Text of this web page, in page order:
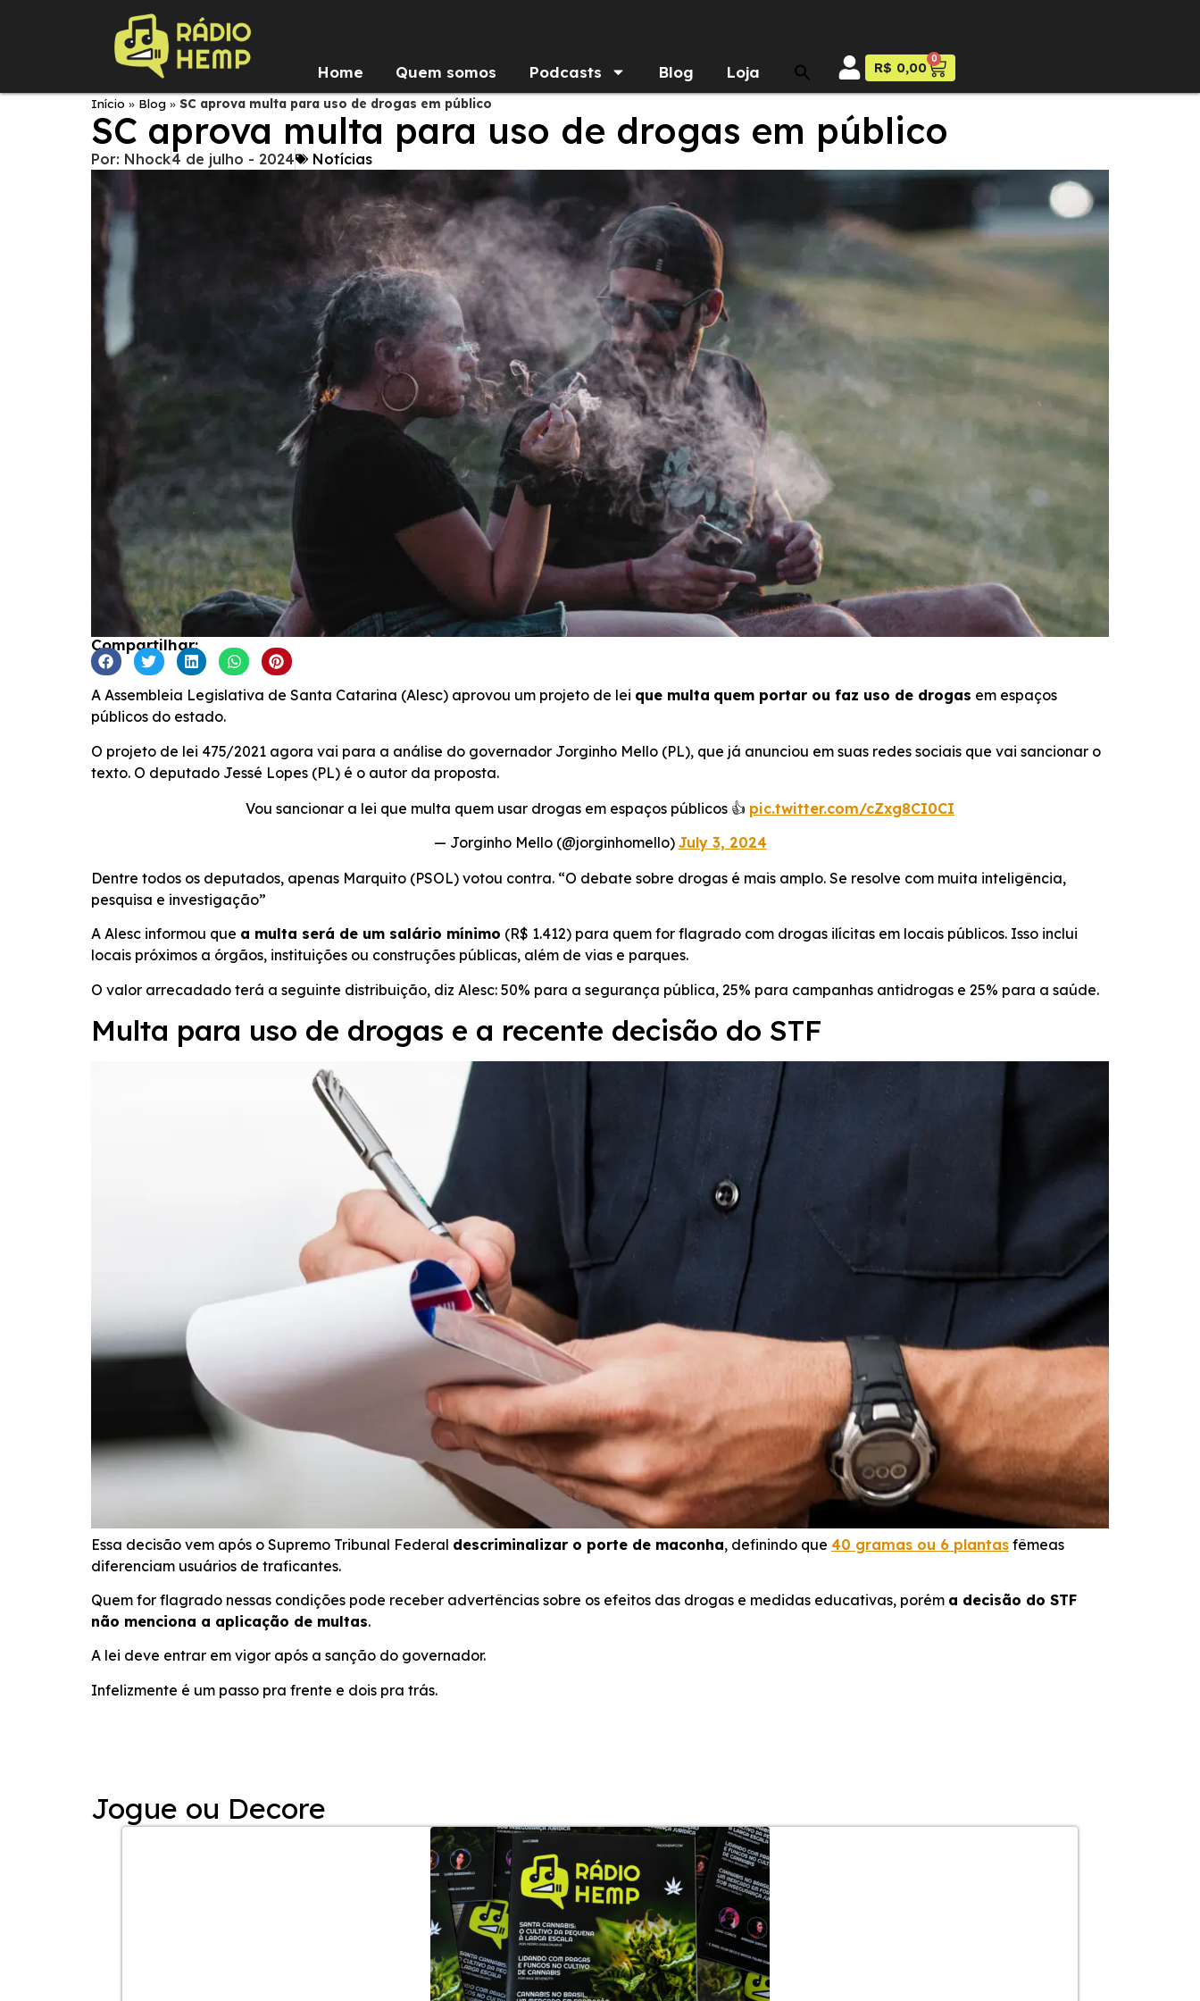
Home Quem somos Podcasts Blog Loja R$ 0,00
0
Início » Blog » SC aprova multa para uso de drogas em público
SC aprova multa para uso de drogas em público
Por: Nhock4 de julho - 2024 Notícias
Compartilhar:
A Assembleia Legislativa de Santa Catarina (Alesc) aprovou um projeto de lei que multa quem portar ou faz uso de drogas em espaços
públicos do estado.
O projeto de lei 475/2021 agora vai para a análise do governador Jorginho Mello (PL), que já anunciou em suas redes sociais que vai sancionar o
texto. O deputado Jessé Lopes (PL) é o autor da proposta.
Vou sancionar a lei que multa quem usar drogas em espaços públicos 👍 pic.twitter.com/cZxg8CI0CI
— Jorginho Mello (@jorginhomello) July 3, 2024
Dentre todos os deputados, apenas Marquito (PSOL) votou contra. “O debate sobre drogas é mais amplo. Se resolve com muita inteligência,
pesquisa e investigação”
A Alesc informou que a multa será de um salário mínimo (R$ 1.412) para quem for flagrado com drogas ilícitas em locais públicos. Isso inclui
locais próximos a órgãos, instituições ou construções públicas, além de vias e parques.
O valor arrecadado terá a seguinte distribuição, diz Alesc: 50% para a segurança pública, 25% para campanhas antidrogas e 25% para a saúde.
Multa para uso de drogas e a recente decisão do STF
Essa decisão vem após o Supremo Tribunal Federal descriminalizar o porte de maconha, definindo que 40 gramas ou 6 plantas fêmeas
diferenciam usuários de traficantes.
Quem for flagrado nessas condições pode receber advertências sobre os efeitos das drogas e medidas educativas, porém a decisão do STF
não menciona a aplicação de multas.
A lei deve entrar em vigor após a sanção do governador.
Infelizmente é um passo pra frente e dois pra trás.
Jogue ou Decore